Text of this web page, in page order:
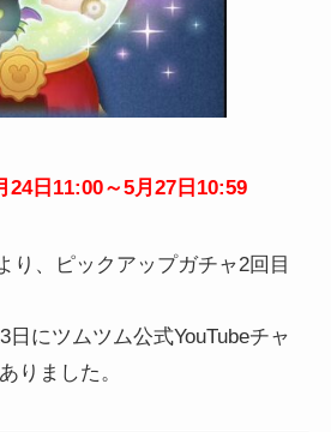
24日11:00～5月27日10:59
り、ピックアップガチャ2回目
日にツムツム公式YouTubeチャ
りました。